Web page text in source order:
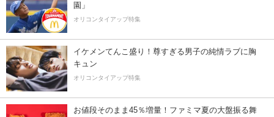
園」
オリコンタイアップ特集
イケメンてんこ盛り！尊すぎる男子の純情ラブに胸
キュン
オリコンタイアップ特集
お値段そのまま45％増量！ファミマ夏の大盤振る舞